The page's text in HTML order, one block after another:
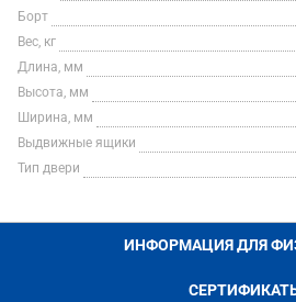
Борт
Вес, кг
Длина, мм
Высота, мм
Ширина, мм
Выдвижные ящики
Тип двери
ИНФОРМАЦИЯ ДЛЯ